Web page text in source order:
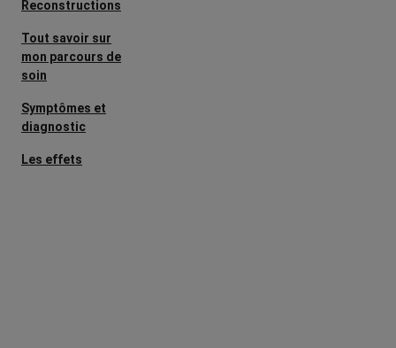
Reconstructions
Tout savoir sur
mon parcours de
soin
Symptômes et
diagnostic
Les effets